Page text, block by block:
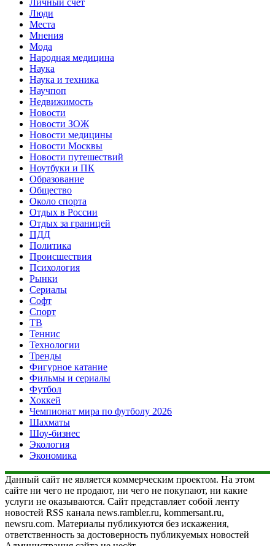
Люди
Места
Мнения
Мода
Народная медицина
Наука
Наука и техника
Научпоп
Недвижимость
Новости
Новости ЗОЖ
Новости медицины
Новости Москвы
Новости путешествий
Ноутбуки и ПК
Образование
Общество
Около спорта
Отдых в России
Отдых за границей
ПДД
Политика
Происшествия
Психология
Рынки
Сериалы
Софт
Спорт
ТВ
Теннис
Технологии
Тренды
Фигурное катание
Фильмы и сериалы
Футбол
Хоккей
Чемпионат мира по футболу 2026
Шахматы
Шоу-бизнес
Экология
Экономика
Данный сайт не является коммерческим проектом. На этом
сайте ни чего не продают, ни чего не покупают, ни какие
услуги не оказываются. Сайт представляет собой ленту
новостей RSS канала news.rambler.ru, kommersant.ru,
newsru.com. Материалы публикуются без искажения,
ответственность за достоверность публикуемых новостей